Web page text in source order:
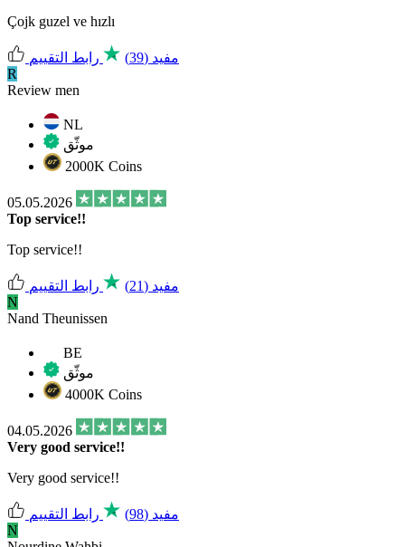
Çojk guzel ve hızlı
مفيد (39)
رابط التقييم
R
Review men
NL
موثّق
2000K Coins
05.05.2026
Top service!!
Top service!!
مفيد (21)
رابط التقييم
N
Nand Theunissen
BE
موثّق
4000K Coins
04.05.2026
Very good service!!
Very good service!!
مفيد (98)
رابط التقييم
N